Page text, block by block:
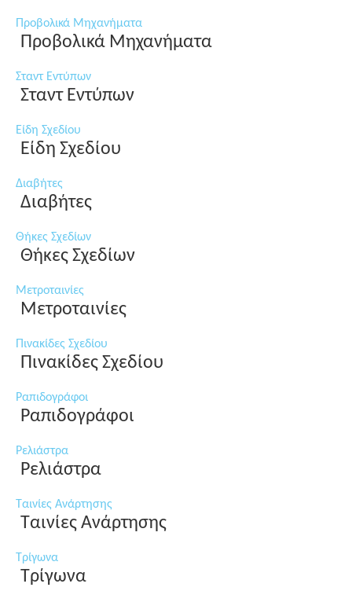
Προβολικά Μηχανήματα
Προβολικά Μηχανήματα
Σταντ Εντύπων
Σταντ Εντύπων
Είδη Σχεδίου
Είδη Σχεδίου
Διαβήτες
Διαβήτες
Θήκες Σχεδίων
Θήκες Σχεδίων
Μετροταινίες
Μετροταινίες
Πινακίδες Σχεδίου
Πινακίδες Σχεδίου
Ραπιδογράφοι
Ραπιδογράφοι
Ρελιάστρα
Ρελιάστρα
Ταινίες Ανάρτησης
Ταινίες Ανάρτησης
Τρίγωνα
Τρίγωνα